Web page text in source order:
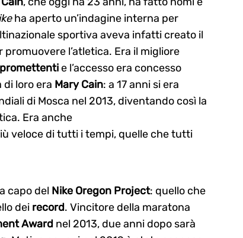
ha aperto un’indagine interna per
sportiva aveva infatti creato il
l’atletica. Era il migliore
e l’accesso era concesso
di loro era Mary Cain: a 17 anni si era
di Mosca nel 2013, diventando così la
Era anche
veloce di tutti i tempi, quelle che tutti
capo del Nike Oregon Project: quello che
dei record. Vincitore della maratona
Awardnel 2013, due anni dopo sarà